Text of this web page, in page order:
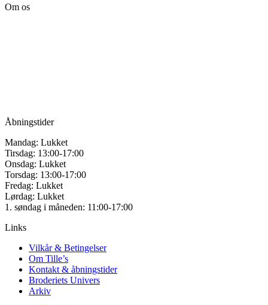
Om os
Åbningstider
Mandag: Lukket
Tirsdag: 13:00-17:00
Onsdag: Lukket
Torsdag: 13:00-17:00
Fredag: Lukket
Lørdag: Lukket
1. søndag i måneden: 11:00-17:00
Links
Vilkår & Betingelser
Om Tille’s
Kontakt & åbningstider
Broderiets Univers
Arkiv